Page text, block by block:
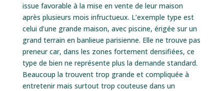
issue favorable à la mise en vente de leur maison
après plusieurs mois infructueux. L’exemple type est
celui d’une grande maison, avec piscine, érigée sur un
grand terrain en banlieue parisienne. Elle ne trouve pas
preneur car, dans les zones fortement densifiées, ce
type de bien ne représente plus la demande standard.
Beaucoup la trouvent trop grande et compliquée à
entretenir mais surtout trop couteuse dans un